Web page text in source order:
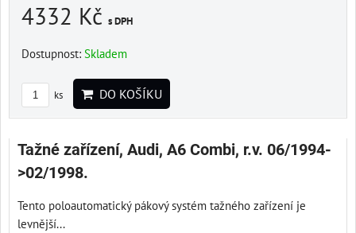
4332 Kč s DPH
Dostupnost: Skladem
ks DO KOŠÍKU
Tažné zařízení, Audi, A6 Combi, r.v. 06/1994-
>02/1998.
Tento poloautomatický pákový systém tažného zařízení je
levnější...